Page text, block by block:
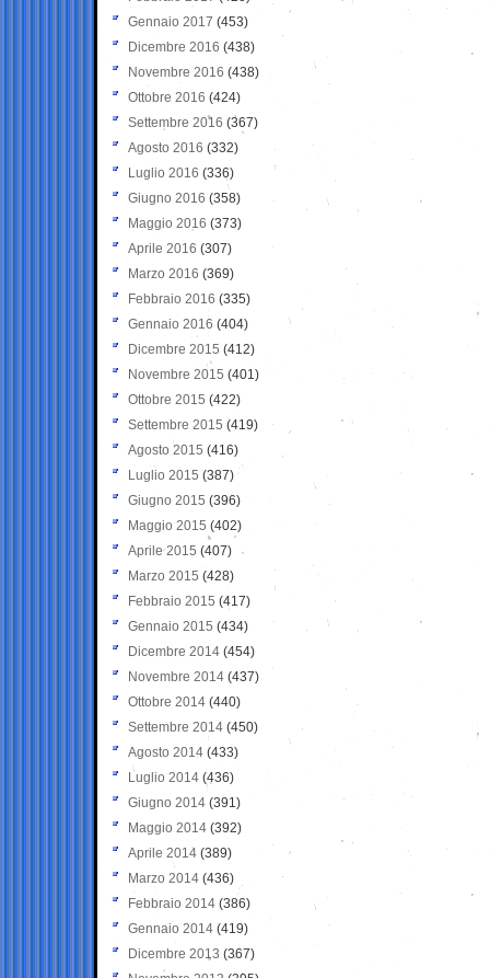
Gennaio 2017 (453)
Dicembre 2016 (438)
Novembre 2016 (438)
Ottobre 2016 (424)
Settembre 2016 (367)
Agosto 2016 (332)
Luglio 2016 (336)
Giugno 2016 (358)
Maggio 2016 (373)
Aprile 2016 (307)
Marzo 2016 (369)
Febbraio 2016 (335)
Gennaio 2016 (404)
Dicembre 2015 (412)
Novembre 2015 (401)
Ottobre 2015 (422)
Settembre 2015 (419)
Agosto 2015 (416)
Luglio 2015 (387)
Giugno 2015 (396)
Maggio 2015 (402)
Aprile 2015 (407)
Marzo 2015 (428)
Febbraio 2015 (417)
Gennaio 2015 (434)
Dicembre 2014 (454)
Novembre 2014 (437)
Ottobre 2014 (440)
Settembre 2014 (450)
Agosto 2014 (433)
Luglio 2014 (436)
Giugno 2014 (391)
Maggio 2014 (392)
Aprile 2014 (389)
Marzo 2014 (436)
Febbraio 2014 (386)
Gennaio 2014 (419)
Dicembre 2013 (367)